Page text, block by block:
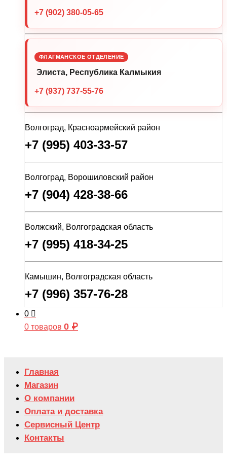
+7 (902) 380-05-65
ФЛАГМАНСКОЕ ОТДЕЛЕНИЕ
Элиста, Республика Калмыкия
+7 (937) 737-55-76
Волгоград, Красноармейский район
+7 (995) 403-33-57
Волгоград, Ворошиловский район
+7 (904) 428-38-66
Волжский, Волгоградская область
+7 (995) 418-34-25
Камышин, Волгоградская область
+7 (996) 357-76-28
0
0 товаров 0 ₽
Главная
Магазин
О компании
Оплата и доставка
Сервисный Центр
Контакты